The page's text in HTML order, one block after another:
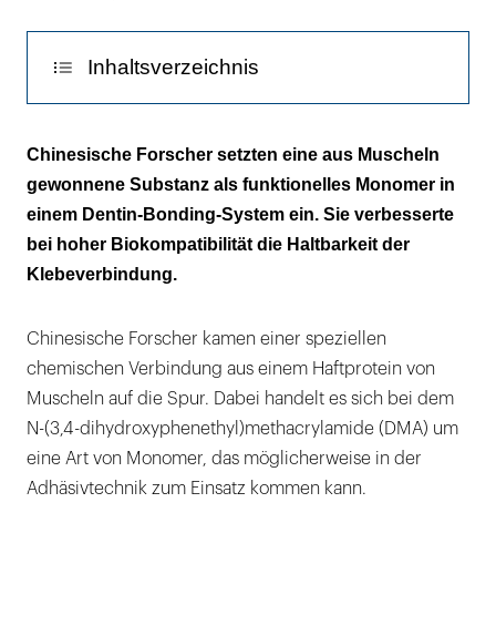
Inhaltsverzeichnis
gute Vernetzungs- und
Polymerisationseigenschaften
Muschel-Monomer stabilisierte die
Verbindung zum Zahn
Chinesische Forscher setzten eine aus Muscheln
gewonnene Substanz als funktionelles Monomer in
einem Dentin-Bonding-System ein. Sie verbesserte
bei hoher Biokompatibilität die Haltbarkeit der
Klebeverbindung.
Chinesische Forscher kamen einer speziellen
chemischen Verbindung aus einem Haftprotein von
Muscheln auf die Spur. Dabei handelt es sich bei dem
N-(3,4-dihydroxyphenethyl)methacrylamide (DMA) um
eine Art von Monomer, das möglicherweise in der
Adhäsivtechnik zum Einsatz kommen kann.